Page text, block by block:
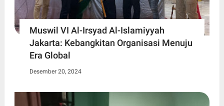
Muswil VI Al-Irsyad Al-Islamiyyah
Jakarta: Kebangkitan Organisasi Menuju
Era Global
Desember 20, 2024